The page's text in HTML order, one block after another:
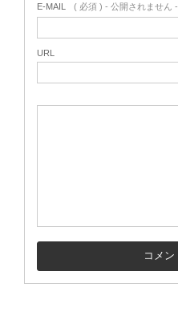
E-MAIL ( 必須 ) - 公開されません -
URL